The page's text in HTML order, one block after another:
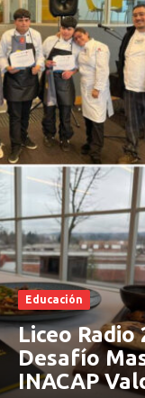
Educación
Liceo Radio
Desafío
INACAP